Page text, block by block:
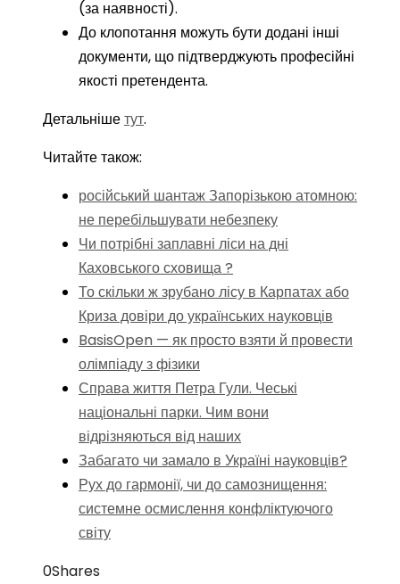
(за наявності).
До клопотання можуть бути додані інші
документи, що підтверджують професійні
якості претендента.
Детальнішетут.
Читайте також:
російський шантаж Запорізькою атомною:
не перебільшувати небезпеку
Чи потрібні заплавні ліси на дні
Каховського сховища ?
То скільки ж зрубано лісу в Карпатах або
Криза довіри до українських науковців
BasisOpen — як просто взяти й провести
олімпіаду з фізики
Справа життя Петра Гули. Чеські
національні парки. Чим вони
відрізняються від наших
Забагато чи замало в Україні науковців?
Рух до гармонії, чи до самознищення:
системне осмислення конфліктуючого
світу
0Shares